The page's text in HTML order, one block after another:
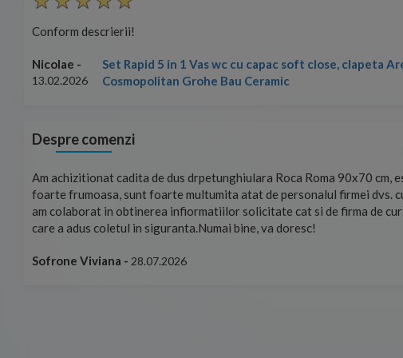
Conform descrierii!
Nicolae -
13.02.2026
Set Rapid 5 in 1 Vas wc cu capac soft close, clapeta
Cosmopolitan Grohe Bau Ceramic
Despre comenzi
Am achizitionat cadita de dus drpetunghiulara Roca Roma 90x70 cm,
foarte frumoasa, sunt foarte multumita atat de personalul firmei dvs.
am colaborat in obtinerea infiormatiilor solicitate cat si de firma de
care a adus coletul in siguranta.Numai bine, va doresc!
Sofrone Viviana - 28.07.2026